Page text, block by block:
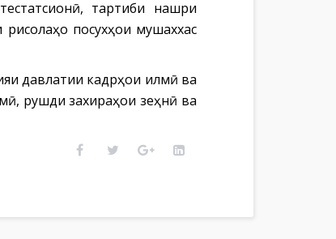
тартиби нашри
посухҳои мушаххас
давлатии кадрҳои илмӣ ва
рушди захираҳои зеҳнӣ ва